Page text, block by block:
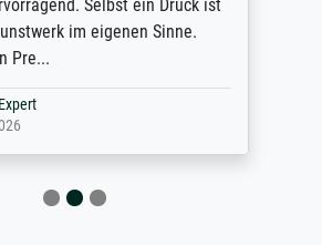
Selbst ein Druck ist
im eigenen Sinne.
Pre...